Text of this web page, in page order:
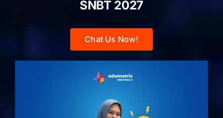
SNBT 2027
Chat Us Now!